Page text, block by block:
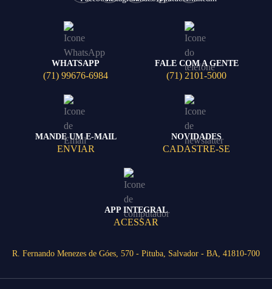
WHATSAPP
(71) 99676-6984
FALE COM A GENTE
(71) 2101-5000
MANDE UM E-MAIL
ENVIAR
NOVIDADES
CADASTRE-SE
APP INTEGRAL
ACESSAR
R. Fernando Menezes de Góes, 570 - Pituba, Salvador - BA, 41810-700